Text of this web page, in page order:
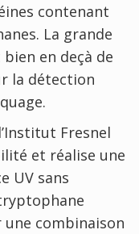
contenant
La grande
en deçà de
la détection
Fresnel
et réalise une
UV sans
une combinaison